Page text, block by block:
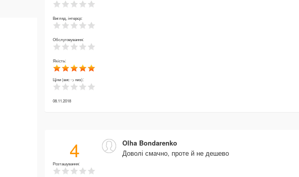
Вигляд, інтерєр:
Обслуговування:
Якість:
Ціни (вис -> низ):
08.11.2018
4
Розташування:
Olha Bondarenko
Доволі смачно, проте й не дешево